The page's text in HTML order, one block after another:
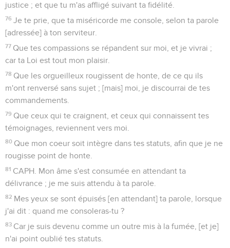
justice ; et que tu m'as affligé suivant ta fidélité.
76 Je te prie, que ta miséricorde me console, selon ta parole
[adressée] à ton serviteur.
77 Que tes compassions se répandent sur moi, et je vivrai ;
car ta Loi est tout mon plaisir.
78 Que les orgueilleux rougissent de honte, de ce qu ils
m'ont renversé sans sujet ; [mais] moi, je discourrai de tes
commandements.
79 Que ceux qui te craignent, et ceux qui connaissent tes
témoignages, reviennent vers moi.
80 Que mon coeur soit intègre dans tes statuts, afin que je ne
rougisse point de honte.
81 CAPH. Mon âme s'est consumée en attendant ta
délivrance ; je me suis attendu à ta parole.
82 Mes yeux se sont épuisés [en attendant] ta parole, lorsque
j'ai dit : quand me consoleras-tu ?
83 Car je suis devenu comme un outre mis à la fumée, [et je]
n'ai point oublié tes statuts.